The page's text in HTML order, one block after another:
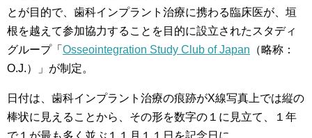
とが目的で、歯科インプラント治療に携わる臨床医が、垣
根を越えて参加協力することを目的に設立されたスタディ
グループ「 Osseointegration Study Club of Japan （略称：
O.J.）」が制定。
日付は、歯科インプラント治療の痕跡がX線写真上では縦の
棒状に見えることから、その形を数字の１に見立て、１年
で１が最も多く並ぶ１１月１１日を記念日に。